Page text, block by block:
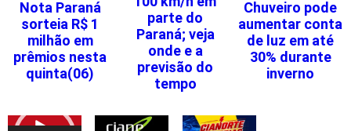
Nota Paraná
sorteia R$ 1
milhão em
prêmios nesta
quinta(06)
parte do
Paraná; veja
onde e a
previsão do
tempo
Chuveiro pode
aumentar conta
de luz em até
30% durante
inverno
Tocador